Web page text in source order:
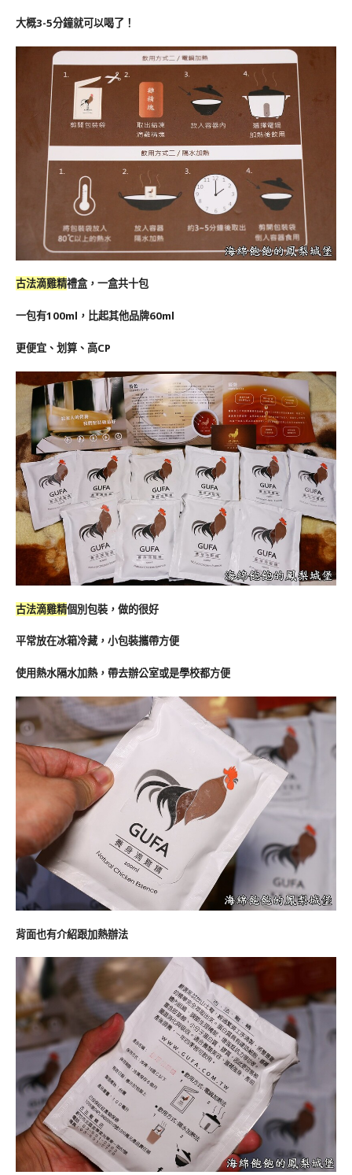
大概3-5分鐘就可以喝了！
古法滴雞精禮盒，一盒共十包
一包有100ml，比起其他品牌60ml
更便宜、划算、高CP
古法滴雞精個別包裝，做的很好
平常放在冰箱冷藏，小包裝攜帶方便
使用熱水隔水加熱，帶去辦公室或是學校都方便
背面也有介紹跟加熱辦法